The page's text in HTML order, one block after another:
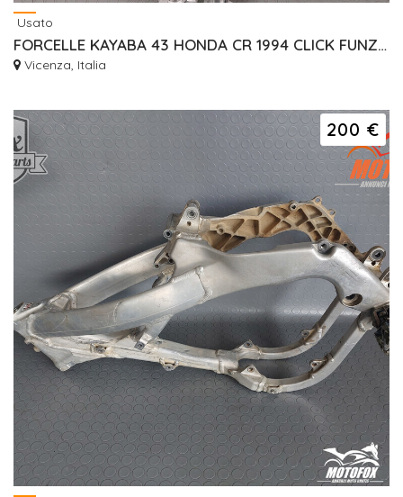
Usato
FORCELLE KAYABA 43 HONDA CR 1994 CLICK FUNZIONANTI
Vicenza, Italia
200 €